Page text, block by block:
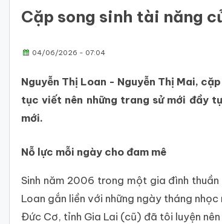
Cặp song sinh tài năng
04/06/2026 - 07:04
Nguyễn Thị Loan - Nguyễn Thị Mai,
tục viết nên những trang sử mới đầy
mới.
Nỗ lực mỗi ngày cho đam mê
Sinh năm 2006 trong một gia đình
Loan gắn liền với những ngày tháng
Đức Cơ, tỉnh Gia Lai (cũ) đã tôi luyện